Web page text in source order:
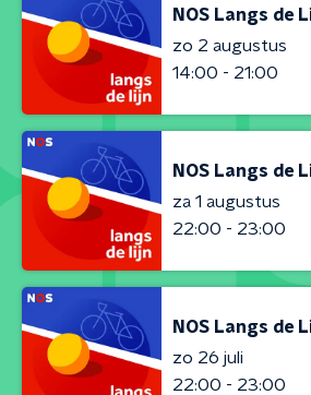
NOS Langs de
zo 2 augustus
14:00 - 21:00
NOS Langs de
za 1 augustus
22:00 - 23:00
NOS Langs de
zo 26 juli
22:00 - 23:00